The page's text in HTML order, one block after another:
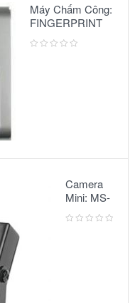
Máy Chấm Công:
FINGERPRINT
A10
Camera
Mini: MS-
5068